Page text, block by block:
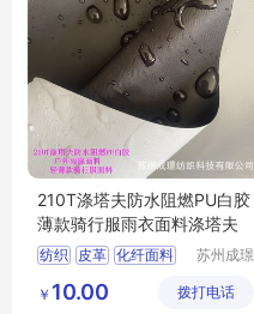
210T涤塔夫防水阻燃PU白胶
薄款骑行服雨衣面料涤塔夫
纺织 皮革 化纤面料
苏州成璟
有限公司
￥ 10.00 拨打电话